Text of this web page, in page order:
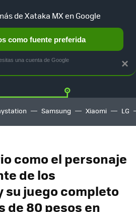
Twitter
Samsung Xiaomi LG
como el personaje
de los
su juego completo
de 80 pesos en
×
de Xataka MX en Google
como fuente preferida
una cuenta de Google